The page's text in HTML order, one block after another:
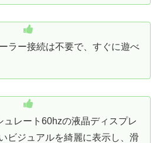
ラー接続は不要で、すぐに遊べ
ュレート60hzの液晶ディスプレ
ビジュアルを綺麗に表示し、滑